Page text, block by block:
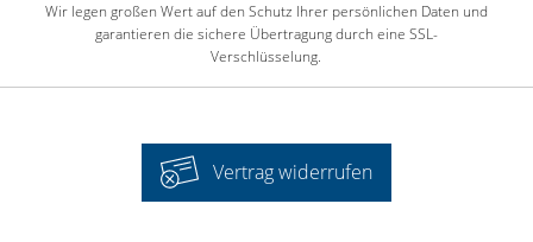
Wir legen großen Wert auf den Schutz Ihrer persönlichen Daten und
garantieren die sichere Übertragung durch eine SSL-
Verschlüsselung.
Vertrag widerrufen